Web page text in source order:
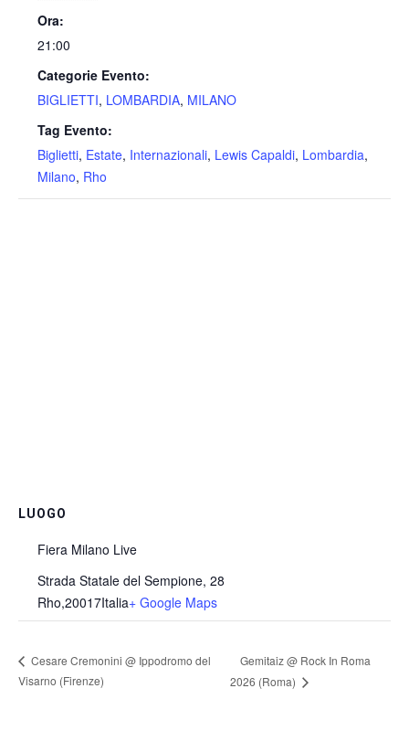
Ora:
21:00
Categorie Evento:
BIGLIETTI, LOMBARDIA, MILANO
Tag Evento:
Biglietti, Estate, Internazionali, Lewis Capaldi, Lombardia,
Milano, Rho
LUOGO
Fiera Milano Live
Strada Statale del Sempione, 28
Rho,20017Italia+ Google Maps
Cesare Cremonini @ Ippodromo del
Visarno (Firenze)
Gemitaiz @ Rock In Roma
2026 (Roma)